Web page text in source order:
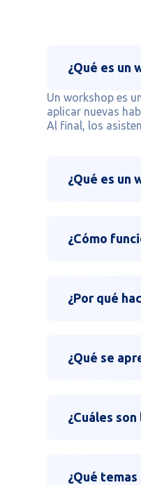
¿Qué es un
Un workshop es
aplicar nuevas
Al final, los
¿Qué es un
¿Cómo
¿Por qué
¿Qué se
¿Cuáles
¿Qué